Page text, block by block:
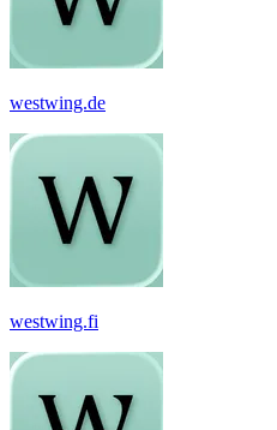
westwing.de
westwing.fi